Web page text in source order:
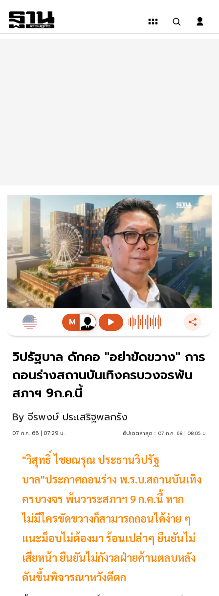
วิปรัฐบาล ดักคอ "อย่าขัดขวาง" การ
ถอนร่างสถานบันเทิงครบวงจรพ้น
สภาฯ 9ก.ค.นี้
By จีรพงษ์ ประเสริฐพลกรัง
07 ก.ค. 68 | 07:29 น. อัปเดตล่าสุด : 07 ก.ค. 68 | 08:05 น.
"วิสุทธิ์ ไชยณรุณ ประธานวิปรัฐ
บาล"ประกาศถอนร่าง พ.ร.บ.สถานบันเทิง
ครบวงจร พ้นวาระสภาฯ 9 ก.ค.นี้ หาก
ไม่มีใครขัดขวางก็สามารถถอนได้ง่าย ๆ
แนะม็อบไม่ต้องมา ร้อนเปล่าๆ ยืนยันไม่
เสียหน้า ยืนยันไม่กังวลฝ่ายค้านตลบหลัง
ดันขึ้นพิจารณาหวังตีตก